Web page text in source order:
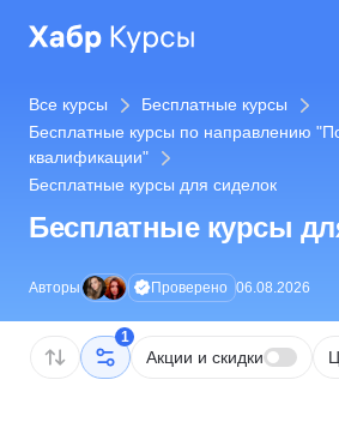
Все курсы
Бесплатные курсы
Бесплатные курсы по направлению
квалификации"
Бесплатные курсы для сиделок
Бесплатные курсы
Авторы Проверено 06.08.2026
1
Акции и скидки